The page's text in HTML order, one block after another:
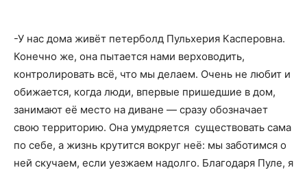
-У нас дома живёт петерболд Пульхерия Касперовна.
Конечно же, она пытается нами верховодить,
контролировать всё, что мы делаем. Очень не любит и
обижается, когда люди, впервые пришедшие в дом,
занимают её место на диване — сразу обозначает
свою территорию. Она умудряется существовать сама
по себе, а жизнь крутится вокруг неё: мы заботимся о
ней скучаем, если уезжаем надолго. Благодаря Пуле, я